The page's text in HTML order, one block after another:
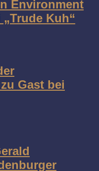
Environment
Kuh“
Gast bei